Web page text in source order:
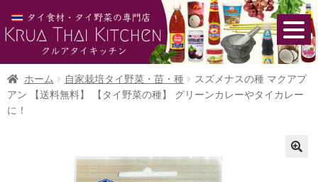
ホーム 自家栽培タイ野菜・苗・種
スズメナスの種 マクアプ
アン 【送料無料】 【タイ野菜の種】 グリーンカレーやタイカレー
に！